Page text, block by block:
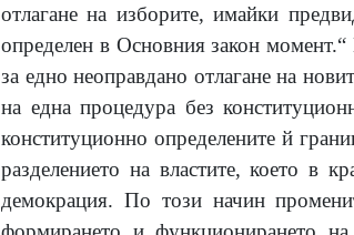
отлагане на изборите, имайки
определен в Основния закон
за едно неоправдано отлагане на
на една процедура без
конституционно определените й
разделението на властите, което в
демокрация. По този начин